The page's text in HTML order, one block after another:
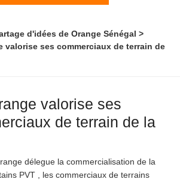
d'idées de Orange Sénégal
valorise ses commerciaux de terrain de
valorise ses
de terrain de la
délegue la commercialisation de la
PVT , les commerciaux de terrains